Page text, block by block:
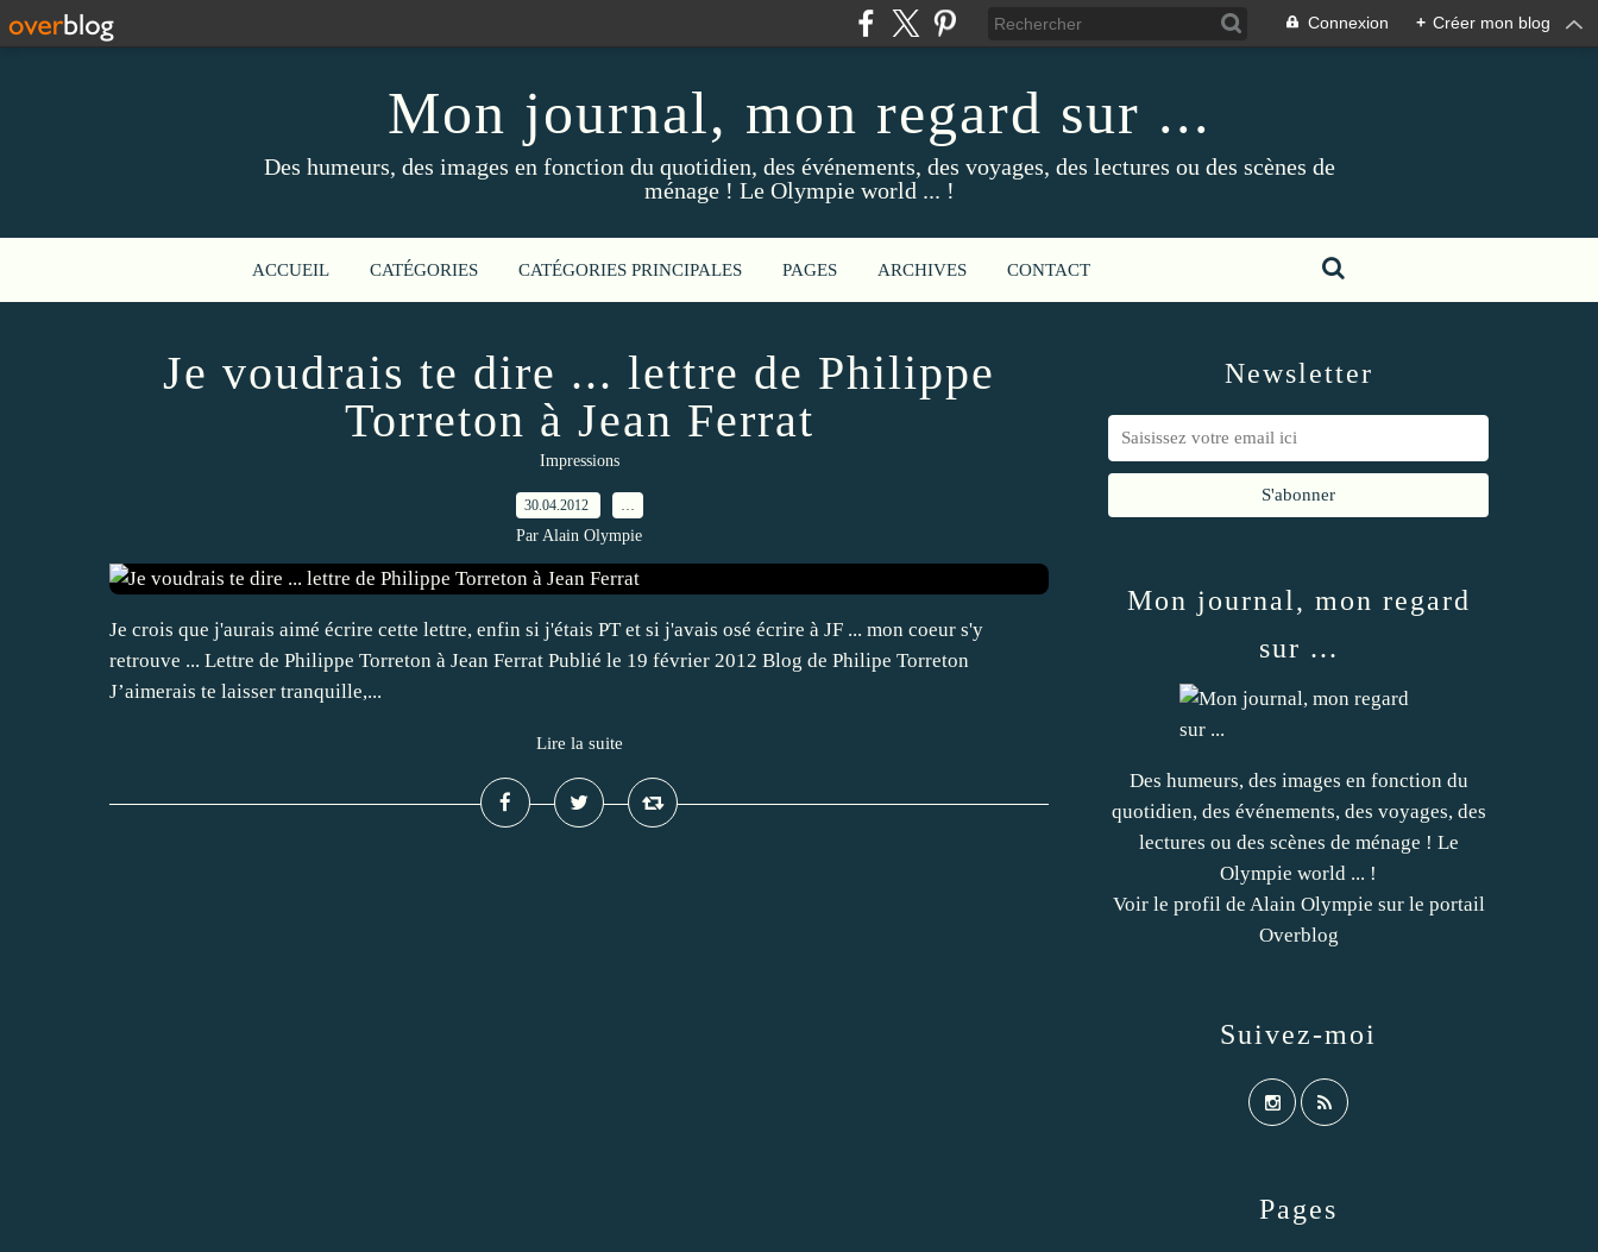
Connexion + Créer mon blog
Mon journal, mon regard sur ...
Des humeurs, des images en fonction du quotidien, des événements, des voyages, des lectures ou des scènes de
ménage ! Le Olympie world ... !
ACCUEIL CATÉGORIES CATÉGORIES PRINCIPALES PAGES ARCHIVES CONTACT
Je voudrais te dire ... lettre de Philippe
Torreton à Jean Ferrat
Impressions
30.04.2012 …
Par Alain Olympie
Je crois que j'aurais aimé écrire cette lettre, enfin si j'étais PT et si j'avais osé écrire à JF ... mon coeur s'y
retrouve ... Lettre de Philippe Torreton à Jean Ferrat Publié le 19 février 2012 Blog de Philipe Torreton
J’aimerais te laisser tranquille,...
Lire la suite
Newsletter
Pages
Mon journal, mon regard
sur ...
Des humeurs, des images en fonction du
quotidien, des événements, des voyages, des
lectures ou des scènes de ménage ! Le
Olympie world ... !
Voir le profil de Alain Olympie sur le portail
Overblog
Suivez-moi